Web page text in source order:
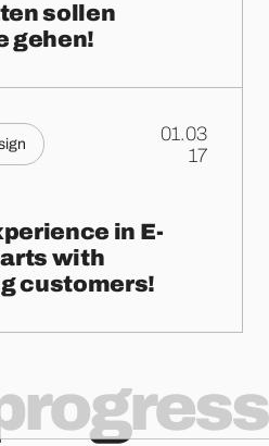
sollen
gehen!
01.03
.17
in E-
with
customers!